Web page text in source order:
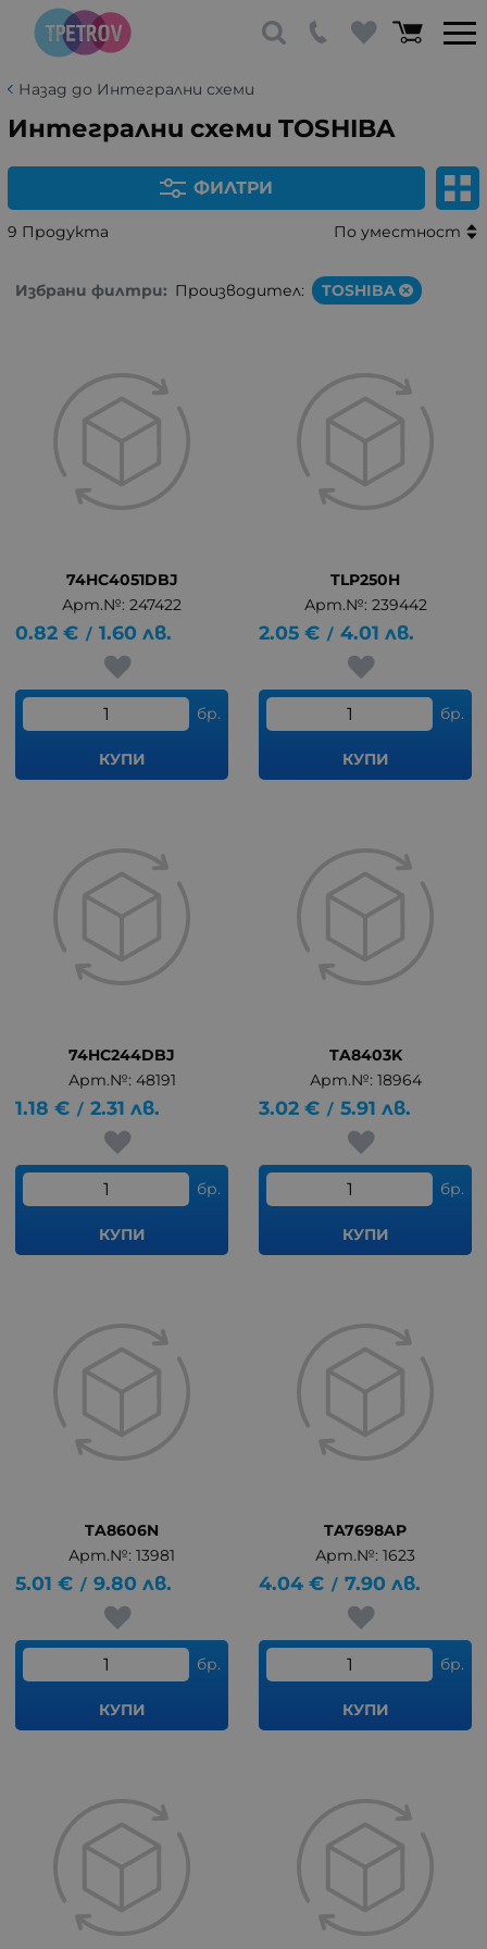
Назад до Интегрални схеми
Интегрални схеми TOSHIBA
ФИЛТРИ
9 Продукта По уместност
Избрани филтри: Производител: TOSHIBA
74HC4051DBJ
Арт.№: 247422
0.82 € / 1.60 лв.
бр.
КУПИ
TLP250H
Арт.№: 239442
2.05 € / 4.01 лв.
бр.
КУПИ
74HC244DBJ
Арт.№: 48191
1.18 € / 2.31 лв.
бр.
КУПИ
TA8403K
Арт.№: 18964
3.02 € / 5.91 лв.
бр.
КУПИ
TA8606N
Арт.№: 13981
5.01 € / 9.80 лв.
бр.
КУПИ
TA7698AP
Арт.№: 1623
4.04 € / 7.90 лв.
бр.
КУПИ